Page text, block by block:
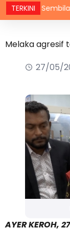
TERKINI
N. Sembilan
Melaka agresif
27/05/
AYER KEROH,